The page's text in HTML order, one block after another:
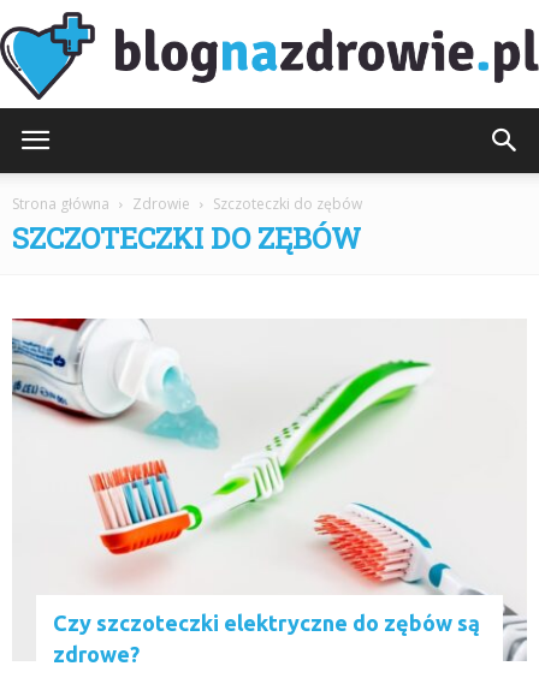
Strona główna Zdrowie Szczoteczki do zębów
SZCZOTECZKI DO ZĘBÓW
Czy szczoteczki elektryczne do zębów są
zdrowe?